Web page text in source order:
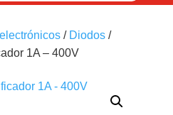
/ Diodos/
1A – 400V